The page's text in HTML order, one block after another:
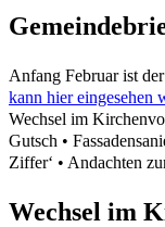
Anfang Februar ist
kann hier eingesehen
Wechsel im
Gutsch •
Ziffer‘ • Andachten
Wechsel im